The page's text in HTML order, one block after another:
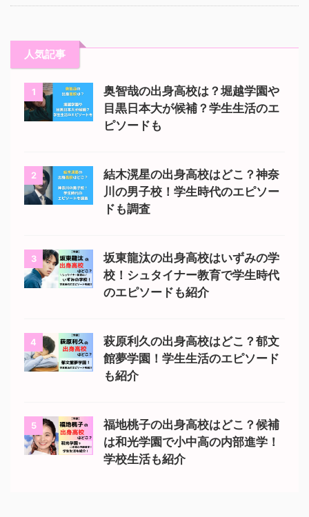
人気記事
1
奥智哉の出身高校は？堀越学園や
目黒日本大が候補？学生生活のエ
ピソードも
2
結木滉星の出身高校はどこ？神奈
川の男子校！学生時代のエピソー
ドも調査
3
坂東龍汰の出身高校はいずみの学
校！シュタイナー教育で学生時代
のエピソードも紹介
4
萩原利久の出身高校はどこ？郁文
館夢学園！学生生活のエピソード
も紹介
5
福地桃子の出身高校はどこ？候補
は和光学園で小中高の内部進学！
学校生活も紹介